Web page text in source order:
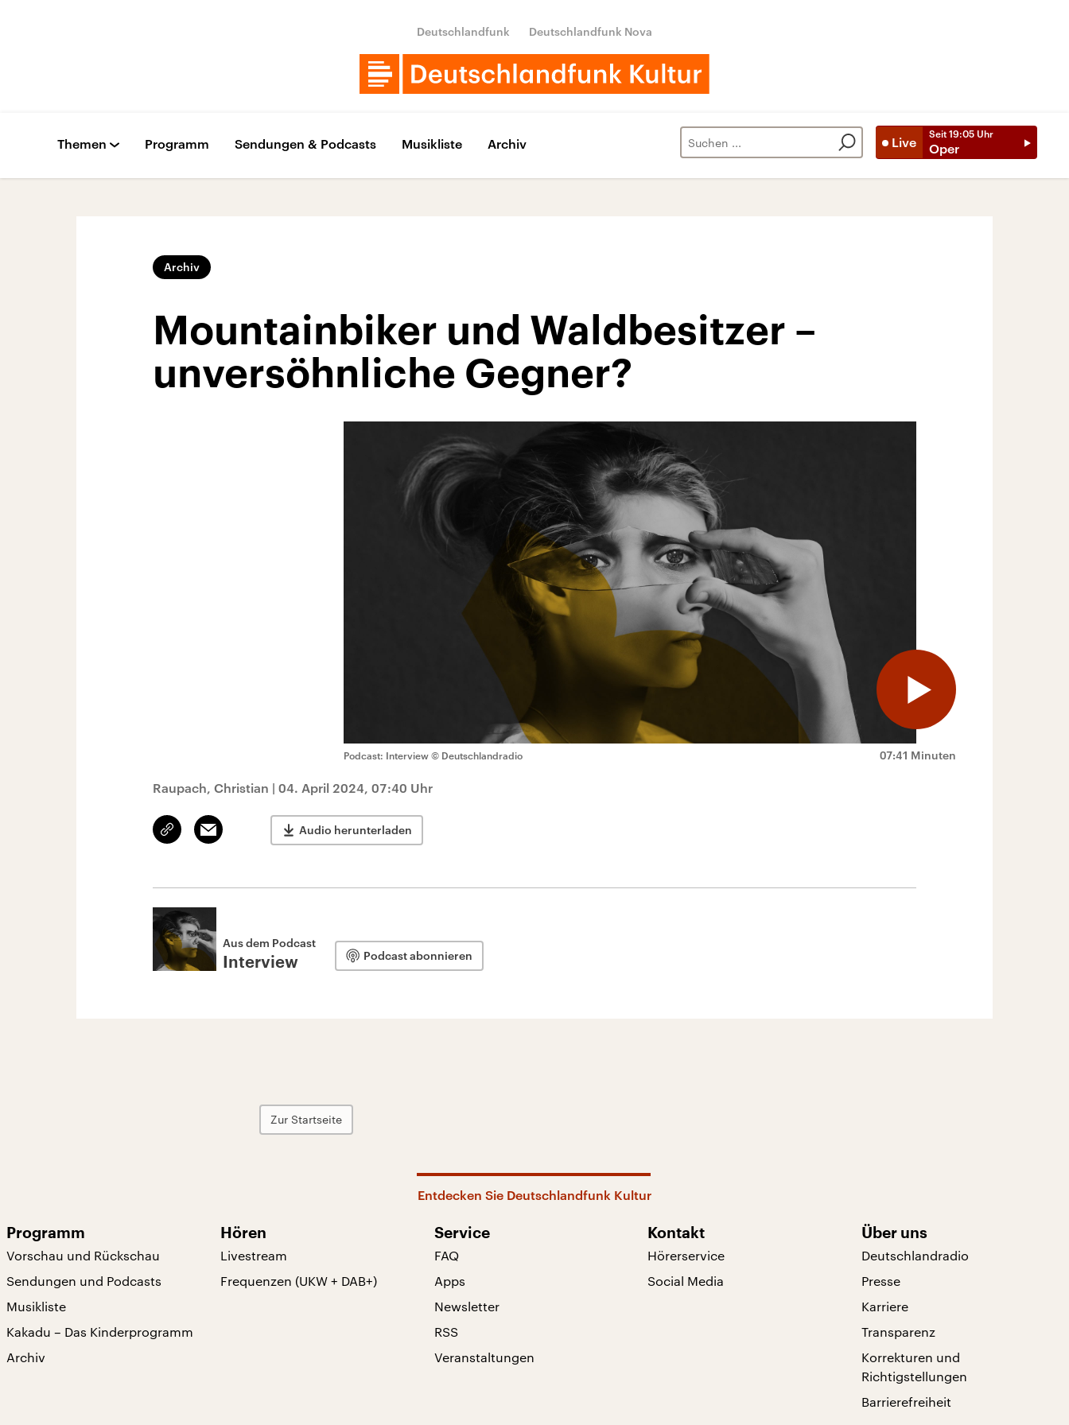
Deutschlandfunk Deutschlandfunk Nova
Live
Seit 19:05 Uhr
Oper
Themen Programm Sendungen & Podcasts Musikliste Archiv
Archiv
Mountainbiker und Waldbesitzer –
unversöhnliche Gegner?
07:41 Minuten
Podcast: Interview © Deutschlandradio
Raupach, Christian | 04. April 2024, 07:40 Uhr
Link
kopieren/teilen
Email Audio herunterladen
Aus dem Podcast
Interview Podcast abonnieren
Zur Startseite
Entdecken Sie Deutschlandfunk Kultur
Programm
Vorschau und Rückschau
Sendungen und Podcasts
Musikliste
Kakadu – Das Kinderprogramm
Archiv
Hören
Livestream
Frequenzen (UKW + DAB+)
Service
FAQ
Apps
Newsletter
RSS
Veranstaltungen
Kontakt
Hörerservice
Social Media
Über uns
Deutschlandradio
Presse
Karriere
Transparenz
Korrekturen und
Richtigstellungen
Barrierefreiheit